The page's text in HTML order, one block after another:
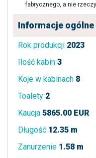
fabrycznego, a nie
Informacje ogólne
Rok produkcji 2023
Ilość kabin 3
Koje w kabinach 8
Toalety 2
Kaucja 5865.00 EUR
Długość 12.35 m
Zanurzenie 1.58 m